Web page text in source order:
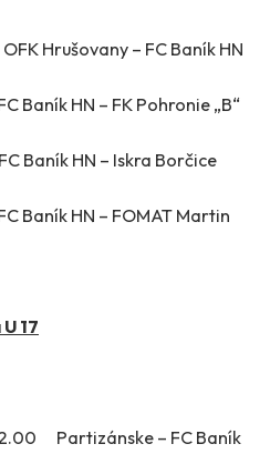
Hrušovany – FC Baník HN
HN – FK Pohronie „B“
HN – Iskra Borčice
HN – FOMAT Martin
17
Partizánske – FC Baník